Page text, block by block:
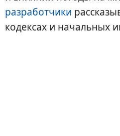
разработчики
кодексах и начальных